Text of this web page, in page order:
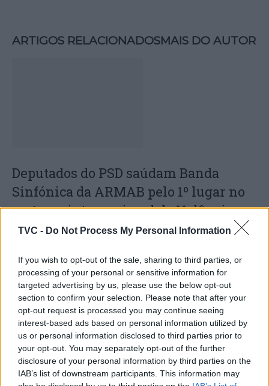
TVC - Do Not Process My Personal Information
If you wish to opt-out of the sale, sharing to third parties, or
processing of your personal or sensitive information for
targeted advertising by us, please use the below opt-out
section to confirm your selection. Please note that after your
opt-out request is processed you may continue seeing
interest-based ads based on personal information utilized by
us or personal information disclosed to third parties prior to
your opt-out. You may separately opt-out of the further
disclosure of your personal information by third parties on the
IAB’s list of downstream participants. This information may
ARTIGOS RELACIONADOSMAIS DO AUTOR
Deputados do PSD saúdam Banda
Sinfónica da ARMAB pelo 1º lugar no
certame internacional de Valência
Capacita Jovem de Poiares aproxima
jovens ao mundo do trabalho